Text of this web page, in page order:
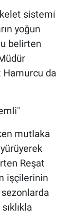
sistemi
yoğun
belirten
Hamurcu da
mutlaka
Reşat
işçilerinin